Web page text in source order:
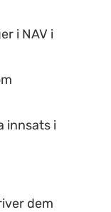
i NAV i
innsats i
dem